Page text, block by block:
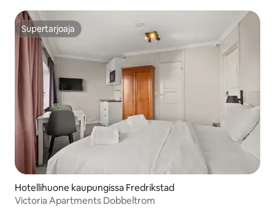
Supertarjoaja
Supertarjoaja
Hotellihuone kaupungissa Fredrikstad
Victoria Apartments Dobbeltrom